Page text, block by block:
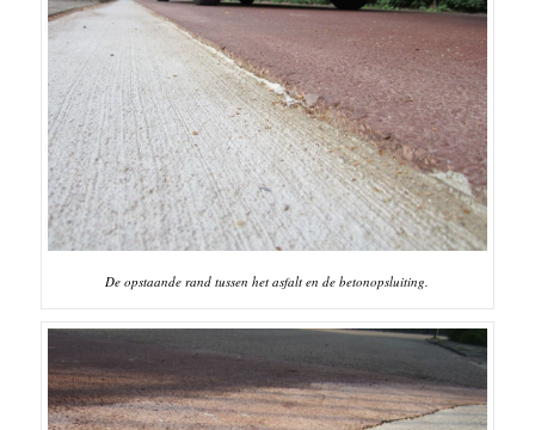
De opstaande rand tussen het asfalt en de betonopsluiting.